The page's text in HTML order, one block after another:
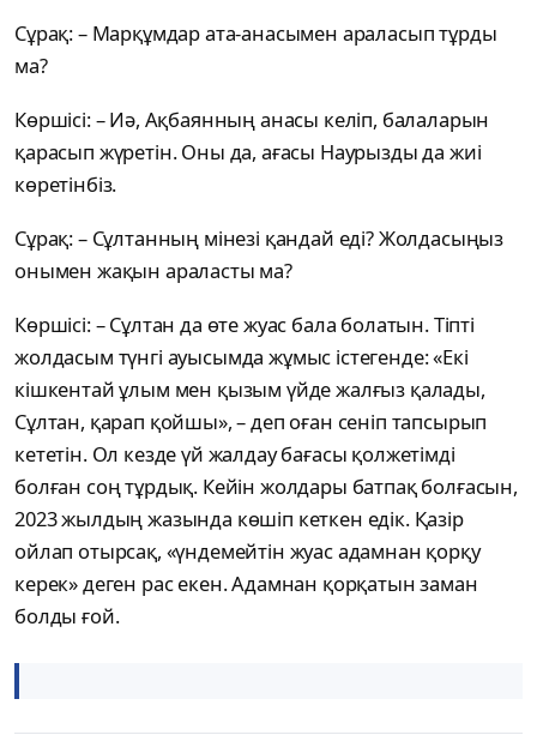
Сұрақ: – Марқұмдар ата-анасымен араласып тұрды
ма?
Көршісі: – Иә, Ақбаянның анасы келіп, балаларын
қарасып жүретін. Оны да, ағасы Наурызды да жиі
көретінбіз.
Сұрақ: – Сұлтанның мінезі қандай еді? Жолдасыңыз
онымен жақын араласты ма?
Көршісі: – Сұлтан да өте жуас бала болатын. Тіпті
жолдасым түнгі ауысымда жұмыс істегенде: «Екі
кішкентай ұлым мен қызым үйде жалғыз қалады,
Сұлтан, қарап қойшы», – деп оған сеніп тапсырып
кететін. Ол кезде үй жалдау бағасы қолжетімді
болған соң тұрдық. Кейін жолдары батпақ болғасын,
2023 жылдың жазында көшіп кеткен едік. Қазір
ойлап отырсақ, «үндемейтін жуас адамнан қорқу
керек» деген рас екен. Адамнан қорқатын заман
болды ғой.